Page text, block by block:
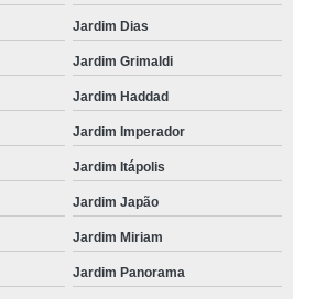
Itajaí
litros Imbuia
litros São Bento do Sul
do Embira
Jardim Dias
Jardim Grimaldi
Jardim Haddad
Jardim Imperador
Jardim Itápolis
Jardim Japão
Jardim Miriam
Jardim Panorama